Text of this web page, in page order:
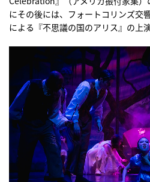
にその後には、フォートコリンズ交
による『不思議の国のアリス』の上